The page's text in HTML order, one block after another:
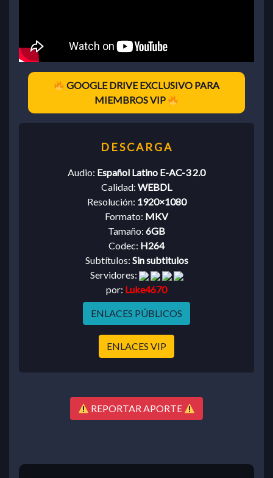
GOOGLE DRIVE EXCLUSIVO PARA
MIEMBROS VIP
Audio: Español Latino E-AC-3 2.0
Calidad: WEBDL
Resolución: 1920×1080
Formato: MKV
Tamaño: 6GB
Codec: H264
Subtítulos: Sin subtitulos
Servidores:
por: Luke4670
ENLACES PÚBLICOS
ENLACES VIP
REPORTAR APORTE